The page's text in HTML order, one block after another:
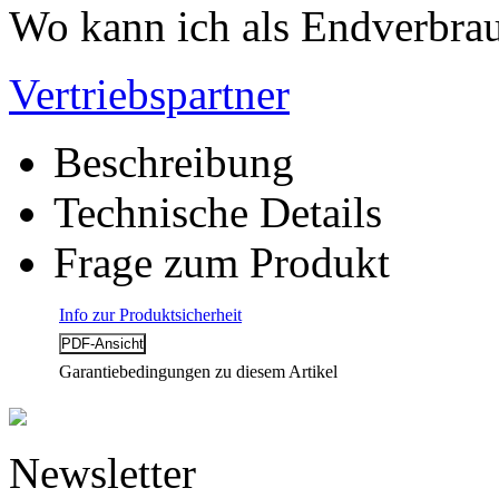
Wo kann ich als
Vertriebspartner
Beschreibung
Technische Details
Frage zum Produkt
Info zur Produktsicherheit
Garantiebedingungen zu diesem Artikel
Newsletter